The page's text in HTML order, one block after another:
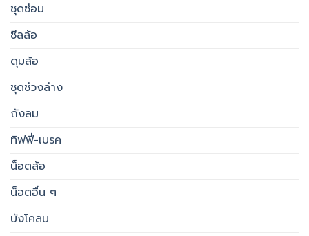
ชุดซ่อม
ซีลล้อ
ดุมล้อ
ชุดช่วงล่าง
ถังลม
ทิฟฟี่-เบรค
น็อตล้อ
น็อตอื่น ๆ
บังโคลน